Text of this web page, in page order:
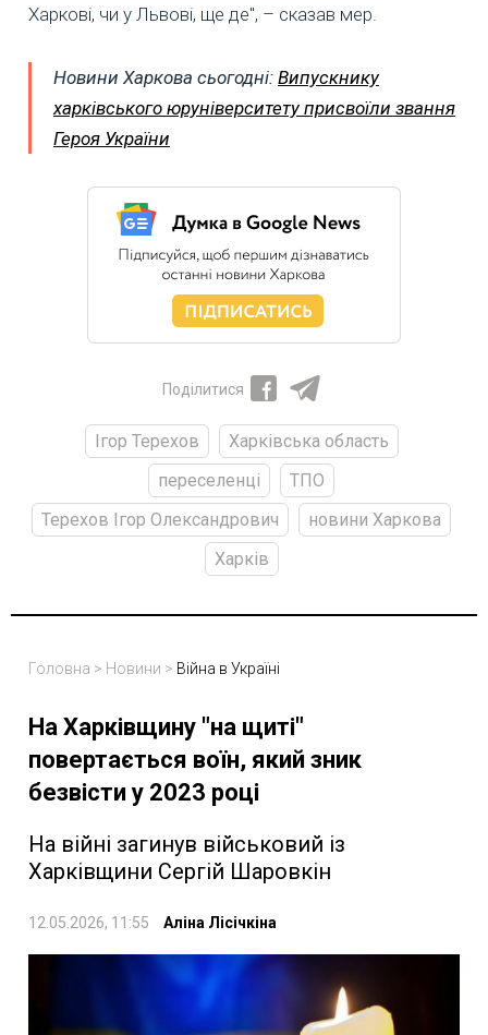
Харкові, чи у Львові, ще де", – сказав мер.
Новини Харкова сьогодні: Випускнику
харківського юруніверситету присвоїли звання
Героя України
Поділитися
Ігор Терехов
Харківська область
переселенці
ТПО
Терехов Ігор Олександрович
новини Харкова
Харків
Головна > Новини > Війна в Україні
На Харківщину "на щиті"
повертається воїн, який зник
безвісти у 2023 році
На війні загинув військовий із
Харківщини Сергій Шаровкін
12.05.2026, 11:55 Аліна Лісічкіна